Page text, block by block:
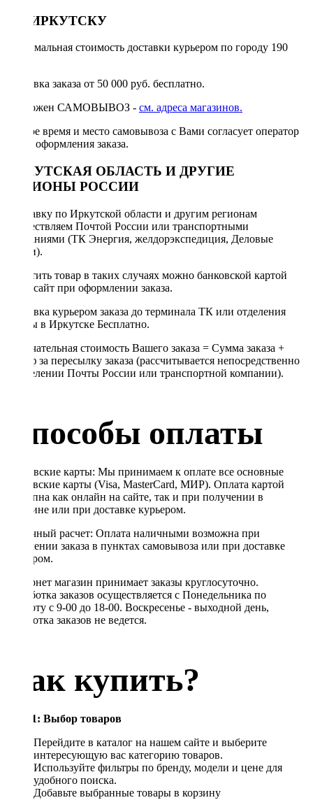
ПО ИРКУТСКУ
Минимальная стоимость доставки курьером по городу 190
Доставка заказа от 50 000 руб. бесплатно.
Возможен САМОВЫВОЗ - см. адреса магазинов.
Точное время и место самовывоза с Вами согласует оператор
после оформления заказа.
ИРКУТСКАЯ ОБЛАСТЬ И ДРУГИЕ
РЕГИОНЫ РОССИИ
Отправку по Иркутской области и другим регионам
осуществляем Почтой России или транспортными
компаниями (ТК Энергия, желдорэкспедиция, Деловые
линии).
Оплатить товар в таких случаях можно банковской картой
через сайт при оформлении заказа.
Доставка курьером заказа до терминала ТК или отделения
Почты в Иркутске Бесплатно.
Окончательная стоимость Вашего заказа = Сумма заказа +
Тариф за пересылку заказа (рассчитывается непосредственно
в отделении Почты России или транспортной компании).
Способы оплаты
Банковские карты: Мы принимаем к оплате все основные
банковские карты (Visa, MasterCard, МИР). Оплата картой
доступна как онлайн на сайте, так и при получении в
магазине или при доставке курьером.
Наличный расчет: Оплата наличными возможна при
получении заказа в пунктах самовывоза или при доставке
курьером.
Интернет магазин принимает заказы круглосуточно.
Обработка заказов осуществляется с Понедельника по
Субботу с 9-00 до 18-00. Воскресенье - выходной день,
обработка заказов не ведется.
Как купить?
Шаг 1: Выбор товаров
Перейдите в каталог на нашем сайте и выберите
интересующую вас категорию товаров.
Используйте фильтры по бренду, модели и цене для
удобного поиска.
Добавьте выбранные товары в корзину